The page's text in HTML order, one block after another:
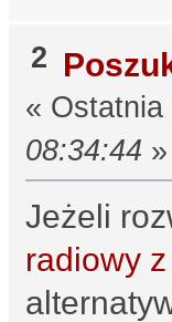
2
«
08:34:44 »
Jeżeli
radiowy